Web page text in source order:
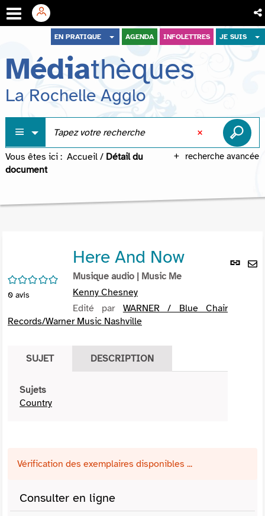
menu
contenu
recherche
EN PRATIQUE AGENDA INFOLETTRES JE SUIS
Médiathèques
La Rochelle Agglo
recherche avancée
Vous êtes ici : Accueil / Détail du
document
Lien
/5
0 avis
Here And Now
Musique audio | Music Me
Kenny Chesney
Edité par WARNER / Blue Chair
Records/Warner Music Nashville
SUJET DESCRIPTION
Sujets
Country
Vérification des exemplaires disponibles ...
Consulter en ligne